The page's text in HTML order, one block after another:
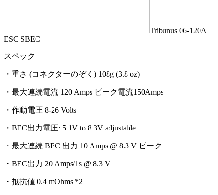
Tribunus 06-120A
ESC SBEC
スペック
・重さ (コネクターのぞく) 108g (3.8 oz)
・最大連続電流 120 Amps ピーク電流150Amps
・作動電圧 8-26 Volts
・BEC出力電圧: 5.1V to 8.3V adjustable.
・最大連続 BEC 出力 10 Amps @ 8.3 V ピーク
・BEC出力 20 Amps/1s @ 8.3 V
・抵抗値 0.4 mOhms *2